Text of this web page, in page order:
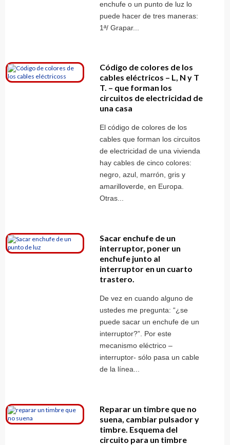
enchufe o un punto de luz lo
puede hacer de tres maneras:
1ª/ Grapar...
Código de colores de los
cables eléctricos – L, N y T
T. – que forman los
circuitos de electricidad de
una casa
El código de colores de los
cables que forman los circuitos
de electricidad de una vivienda
hay cables de cinco colores:
negro, azul, marrón, gris y
amarilloverde, en Europa.
Otras...
Sacar enchufe de un
interruptor, poner un
enchufe junto al
interruptor en un cuarto
trastero.
De vez en cuando alguno de
ustedes me pregunta: “¿se
puede sacar un enchufe de un
interruptor?”. Por este
mecanismo eléctrico –
interruptor- sólo pasa un cable
de la línea...
Reparar un timbre que no
suena, cambiar pulsador y
timbre. Esquema del
circuito para un timbre